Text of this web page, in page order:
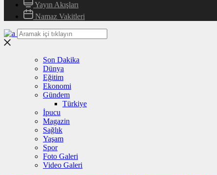
Yayın Akışları
Namaz Vakitleri
Son Dakika
Dünya
Eğitim
Ekonomi
Gündem
Türkiye
İpucu
Magazin
Sağlık
Yaşam
Spor
Foto Galeri
Video Galeri